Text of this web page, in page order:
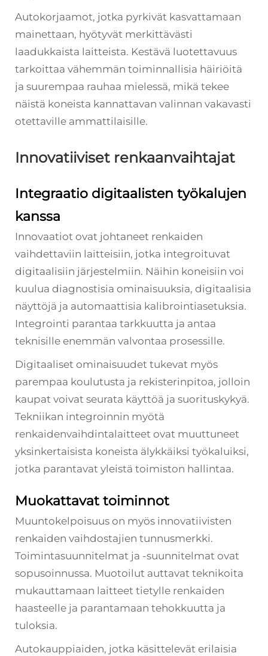
Autokorjaamot, jotka pyrkivät kasvattamaan
mainettaan, hyötyvät merkittävästi
laadukkaista laitteista. Kestävä luotettavuus
tarkoittaa vähemmän toiminnallisia häiriöitä
ja suurempaa rauhaa mielessä, mikä tekee
näistä koneista kannattavan valinnan vakavasti
otettaville ammattilaisille.
Innovatiiviset renkaanvaihtajat
Integraatio digitaalisten työkalujen
kanssa
Innovaatiot ovat johtaneet renkaiden
vaihdettaviin laitteisiin, jotka integroituvat
digitaalisiin järjestelmiin. Näihin koneisiin voi
kuulua diagnostisia ominaisuuksia, digitaalisia
näyttöjä ja automaattisia kalibrointiasetuksia.
Integrointi parantaa tarkkuutta ja antaa
teknisille enemmän valvontaa prosessille.
Digitaaliset ominaisuudet tukevat myös
parempaa koulutusta ja rekisterinpitoa, jolloin
kaupat voivat seurata käyttöä ja suorituskykyä.
Tekniikan integroinnin myötä
renkaidenvaihdintalaitteet ovat muuttuneet
yksinkertaisista koneista älykkäiksi työkaluiksi,
jotka parantavat yleistä toimiston hallintaa.
Muokattavat toiminnot
Muuntokelpoisuus on myös innovatiivisten
renkaiden vaihdostajien tunnusmerkki.
Toimintasuunnitelmat ja -suunnitelmat ovat
sopusoinnussa. Muotoilut auttavat teknikoita
mukauttamaan laitteet tietylle renkaiden
haasteelle ja parantamaan tehokkuutta ja
tuloksia.
Autokauppiaiden, jotka käsittelevät erilaisia